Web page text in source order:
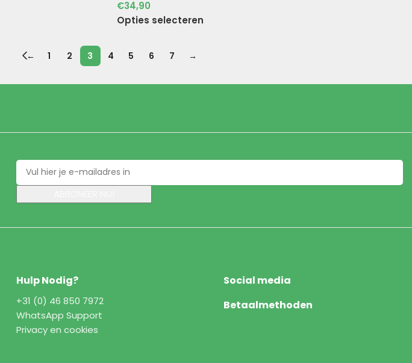
€34,90
Opties selecteren
← 1 2 3 4 5 6 7 →
Hulp Nodig?
+31 (0) 46 850 7972
WhatsApp Support
Privacy en cookies
Social media
Betaalmethoden